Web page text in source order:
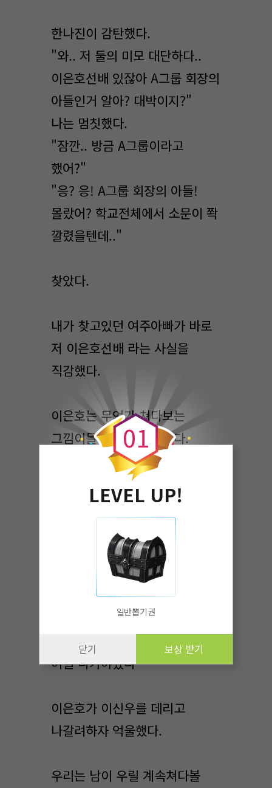
한나진이 감탄했다.
"와.. 저 둘의 미모 대단하다..
이은호선배 있잖아 A그룹 회장의
아들인거 알아? 대박이지?"
나는 멈칫했다.
"잠깐.. 방금 A그룹이라고
했어?"
"응? 응! A그룹 회장의 아들!
몰랐어? 학교전체에서 소문이 쫙
깔렸을텐데.."
찾았다.
내가 찾고있던 여주아빠가 바로
저 이은호선배 라는 사실을
직감했다.
이은호는 무언가 쳐다보는
그낌이들어 고개를 돌렸다.
모르는 아이들이 우리를
쳐다보고 있다는 사실에 짜증이
금세 소문이 났나?
옆에있던 이신우를 힐끔보았다.
그도 역시 눈썹을 찌푸렸다.
여길 나가야겠다
이은호가 이신우를 데리고
나갈려하자 억울했다.
우리는 남이 우릴 계속쳐다볼
0
0
1
LEVEL UP!
일반뽑기권
닫기 보상 받기